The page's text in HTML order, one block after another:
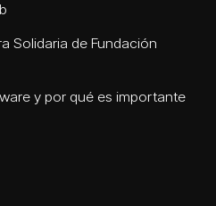
Solidaria de Fundación
y por qué es importante